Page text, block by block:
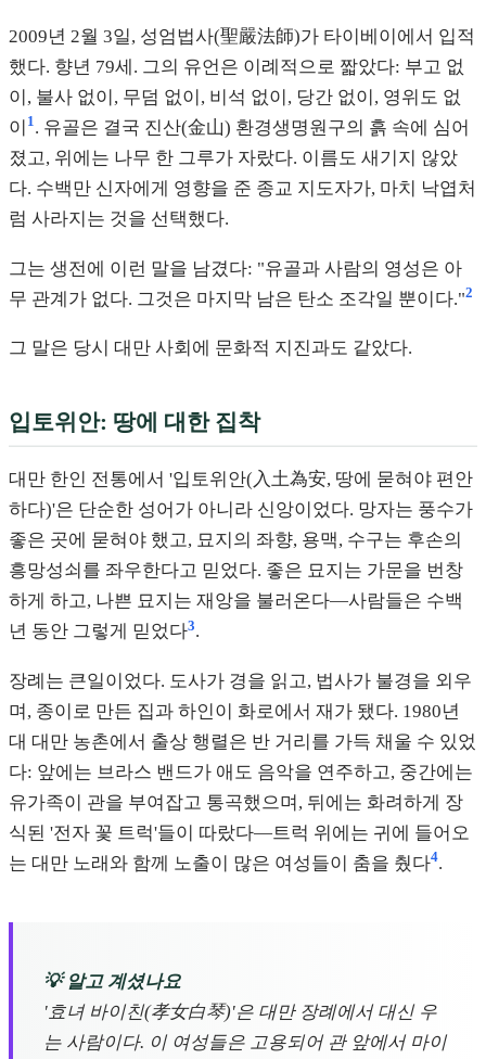
2009년 2월 3일, 성엄법사(聖嚴法師)가 타이베이에서 입적
했다. 향년 79세. 그의 유언은 이례적으로 짧았다: 부고 없
이, 불사 없이, 무덤 없이, 비석 없이, 당간 없이, 영위도 없
이 1. 유골은 결국 진산(金山) 환경생명원구의 흙 속에 심어
졌고, 위에는 나무 한 그루가 자랐다. 이름도 새기지 않았
다. 수백만 신자에게 영향을 준 종교 지도자가, 마치 낙엽처
럼 사라지는 것을 선택했다.
그는 생전에 이런 말을 남겼다: "유골과 사람의 영성은 아
무 관계가 없다. 그것은 마지막 남은 탄소 조각일 뿐이다."2
그 말은 당시 대만 사회에 문화적 지진과도 같았다.
입토위안: 땅에 대한 집착
대만 한인 전통에서 '입토위안(入土為安, 땅에 묻혀야 편안
하다)'은 단순한 성어가 아니라 신앙이었다. 망자는 풍수가
좋은 곳에 묻혀야 했고, 묘지의 좌향, 용맥, 수구는 후손의
흥망성쇠를 좌우한다고 믿었다. 좋은 묘지는 가문을 번창
하게 하고, 나쁜 묘지는 재앙을 불러온다—사람들은 수백
년 동안 그렇게 믿었다3.
장례는 큰일이었다. 도사가 경을 읽고, 법사가 불경을 외우
며, 종이로 만든 집과 하인이 화로에서 재가 됐다. 1980년
대 대만 농촌에서 출상 행렬은 반 거리를 가득 채울 수 있었
다: 앞에는 브라스 밴드가 애도 음악을 연주하고, 중간에는
유가족이 관을 부여잡고 통곡했으며, 뒤에는 화려하게 장
식된 '전자 꽃 트럭'들이 따랐다—트럭 위에는 귀에 들어오
는 대만 노래와 함께 노출이 많은 여성들이 춤을 췄다4.
💡 알고 계셨나요
'효녀 바이친(孝女白琴)'은 대만 장례에서 대신 우
는 사람이다. 이 여성들은 고용되어 관 앞에서 마이